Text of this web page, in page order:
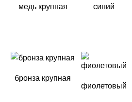
медь крупная синий
бронза крупная
фиолетовый